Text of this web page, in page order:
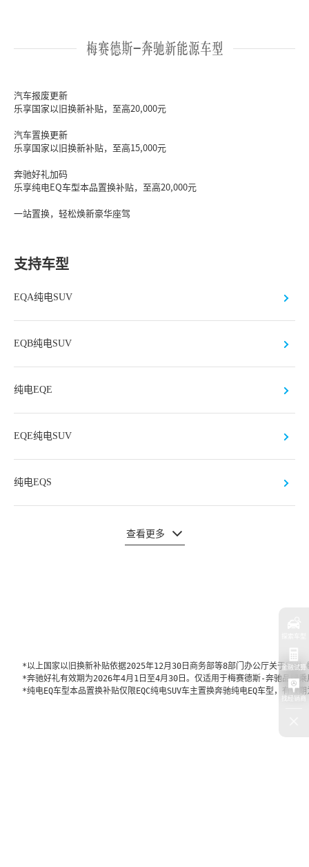
梅赛德斯-奔驰新能源车型
汽车报废更新
乐享国家以旧换新补贴，至高20,000元
汽车置换更新
乐享国家以旧换新补贴，至高15,000元
奔驰好礼加码
乐享纯电EQ车型本品置换补贴，至高20,000元
一站置换，轻松焕新豪华座驾
支持车型
EQA纯电SUV
EQB纯电SUV
纯电EQE
EQE纯电SUV
纯电EQS
查看更多
*以上国家以旧换新补贴依据2025年12月30日商务部等8部门办公厅关于印
*奔驰好礼有效期为2026年4月1日至4月30日。仅适用于梅赛德斯-奔驰品牌
*纯电EQ车型本品置换补贴仅限EQC纯电SUV车主置换奔驰纯电EQ车型，有
金融试算
找经销商